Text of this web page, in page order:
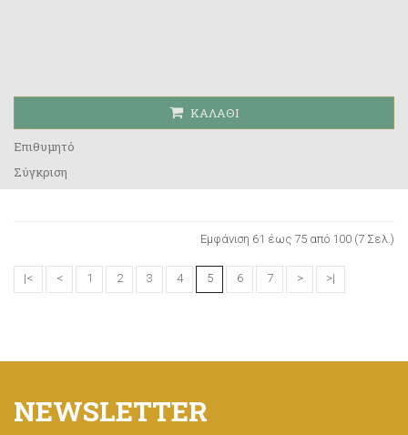
ΚΑΛΆΘΙ
Επιθυμητό
Σύγκριση
Εμφάνιση 61 έως 75 από 100 (7 Σελ.)
|< < 1 2 3 4 5 6 7 > >|
NEWSLETTER